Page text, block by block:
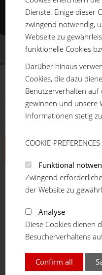
SYSTEME
You are here:Home
Gelenke
Profilreihe 16
Profilreihe 20
Profilreihe 40
Profilreihe 45
Profilreihe 50
Winkelprofil
Verbindungselemente
Dienste. Einige dieser
zwingend notwendig,
Webseite zu
funktionelle Cookies
Darüber hinaus
Cookies, die dazu
Benutzerverhalten auf
gewinnen und unsere
Informationen stetig
COOKIE-PREFERENCES
Funktional
Zwingend
der Website zu
Analyse
Diese Cookies dienen
Besucherverhaltens
Confirm all